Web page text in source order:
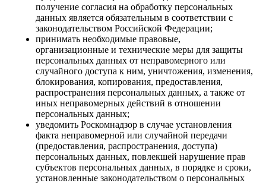
получение согласия на обработку персональных
данных является обязательным в соответствии с
законодательством Российской Федерации;
принимать необходимые правовые,
организационные и технические меры для защиты
персональных данных от неправомерного или
случайного доступа к ним, уничтожения, изменения,
блокирования, копирования, предоставления,
распространения персональных данных, а также от
иных неправомерных действий в отношении
персональных данных;
уведомить Роскомнадзор в случае установления
факта неправомерной или случайной передачи
(предоставления, распространения, доступа)
персональных данных, повлекшей нарушение прав
субъектов персональных данных, в порядке и сроки,
установленные законодательством о персональных